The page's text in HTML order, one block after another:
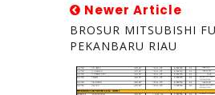
Newer Article
BROSUR MITSUBISHI
PEKANBARU RIAU